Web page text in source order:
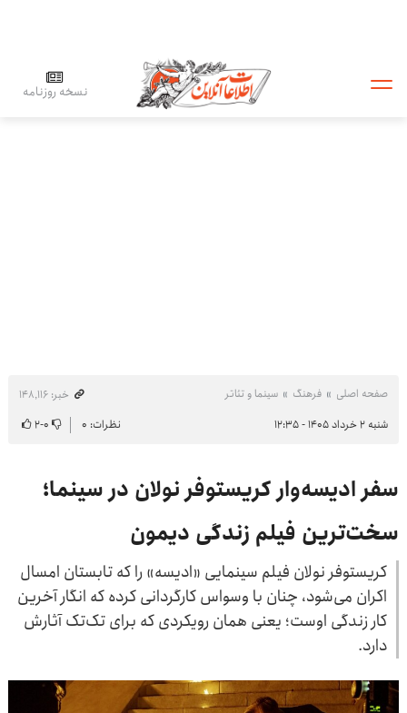
نسخه روزنامه
صفحه اصلی فرهنگ سینما و تئاتر
خبر: ۱۴۸٬۱۱۶
شنبه ۲ خرداد ۱۴۰۵ - ۱۲:۳۵
نظرات: ۰ ۰-۲
سفر ادیسه‌وار کریستوفر نولان در سینما؛
سخت‌ترین فیلم زندگی دیمون
کریستوفر نولان فیلم سینمایی «ادیسه» را که تابستان امسال
اکران می‌شود، چنان با وسواس کارگردانی کرده که انگار آخرین
کار زندگی اوست؛ یعنی همان رویکردی که برای تک‌تک آثارش
دارد.